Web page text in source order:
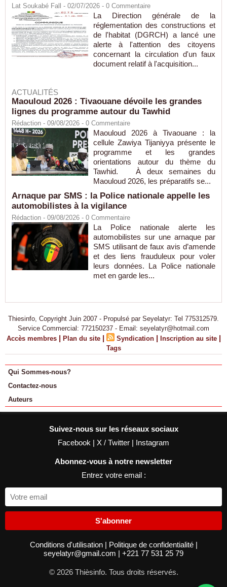
Lat Soukabé Fall - 02/07/2026 - 0 Commentaire
La Direction générale de la
réglementation des constructions et
de l'habitat (DGRCH) a lancé une
alerte à l'attention des citoyens
concernant la circulation d'un faux
document relatif à l'acquisition...
ACTUALITÉS
Maouloud 2026 : Tivaouane dévoile les grandes
lignes du programme autour du Tawhid
Rédaction - 09/08/2026 - 0 Commentaire
Maouloud 2026 à Tivaouane : la
cellule Zawiya Tijaniyya présente le
programme et les grandes
orientations autour du thème du
Tawhid. À deux semaines du
Maouloud 2026, les préparatifs se...
Arnaque par SMS : la Police nationale appelle les
automobilistes à la vigilance
Rédaction - 09/08/2026 - 0 Commentaire
La Police nationale alerte les
automobilistes sur une arnaque par
SMS utilisant de faux avis d’amende
et des liens frauduleux pour voler
leurs données. La Police nationale
met en garde les...
Thiesinfo, Copyright Juin 2007 - Propulsé par Seyelatyr: Tel 775312579.
Service Commercial: 772150237 - Email: seyelatyr@hotmail.com
Accès membres | Plan du site | Syndication | Inscription au site |
Tags
Qui Sommes-nous?
Contactez-nous
Auteurs
Suivez-nous sur les réseaux sociaux
Facebook | X / Twitter | Instagram
Abonnez-vous à notre newsletter
Entrez votre email :
S'abonner
Conditions d'utilisation | Politique de confidentialité |
seyelatyr@gmail.com | +221 77 531 25 79
© 2026 Thièsinfo. Tous droits réservés.